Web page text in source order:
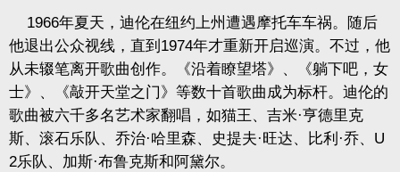
1966年夏天，迪伦在纽约上州遭遇摩托车车祸。随后
他退出公众视线，直到 1974年才重新开启巡演。不过，他
从未辍笔离开歌曲创作。《沿着瞭望塔》、《躺下吧，女
士》、《敲开天堂之门》等数十首歌曲成为标杆。迪伦的
歌曲被六千多名艺术家翻唱，如猫王、吉米·亨德里克
斯、滚石乐队、乔治·哈里森、史提夫·旺达、比利·乔、 U
2乐队、加斯·布鲁克斯和阿黛尔。